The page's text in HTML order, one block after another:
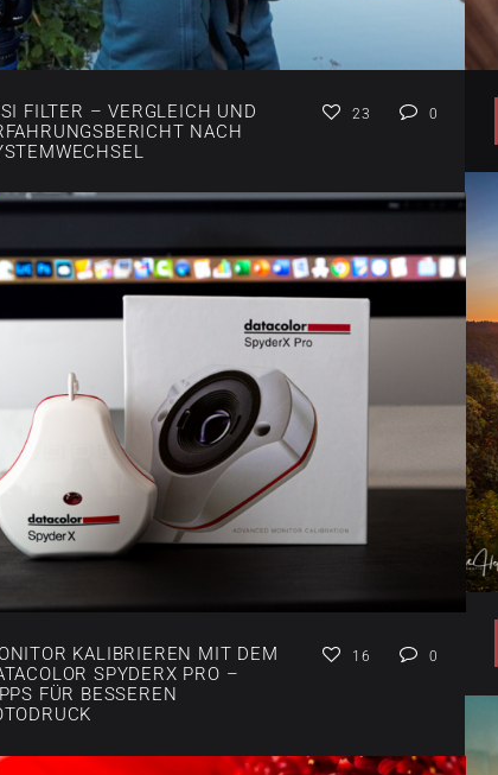
FILTER – VERGLEICH UND
NACH
23 0
KALIBRIEREN MIT DEM
SPYDERX PRO –
FÜR BESSEREN
16 0